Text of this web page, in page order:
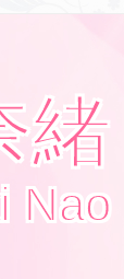
緒
Nao